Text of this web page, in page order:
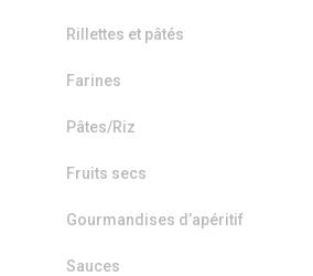
Rillettes et pâtés
Farines
Pâtes/Riz
Fruits secs
Gourmandises d’apéritif
Sauces